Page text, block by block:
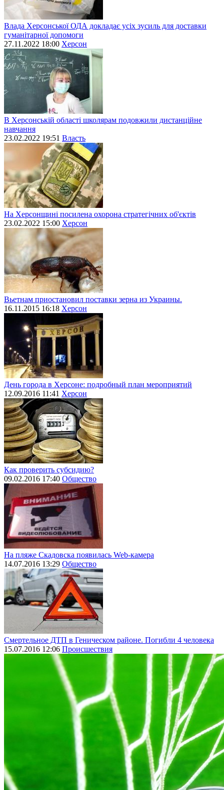
Влада Херсонської ОДА докладає усіх зусиль для доставки
гуманітарної допомоги
27.11.2022 18:00 Херсон
В Херсонській області школярам подовжили дистанційне
навчання
23.02.2022 19:51 Власть
На Херсонщині посилена охорона стратегічних об'єктів
23.02.2022 15:00 Херсон
Вьетнам приостановил поставки зерна из Украины.
16.11.2015 16:18 Херсон
День города в Херсоне: подробный план мероприятий
12.09.2016 11:41 Херсон
Как проверить субсидию?
09.02.2016 17:40 Общество
На пляже Скадовска появилась Web-камера
14.07.2016 13:29 Общество
Смертельное ДТП в Геническом районе. Погибли 4 человека
15.07.2016 12:06 Происшествия